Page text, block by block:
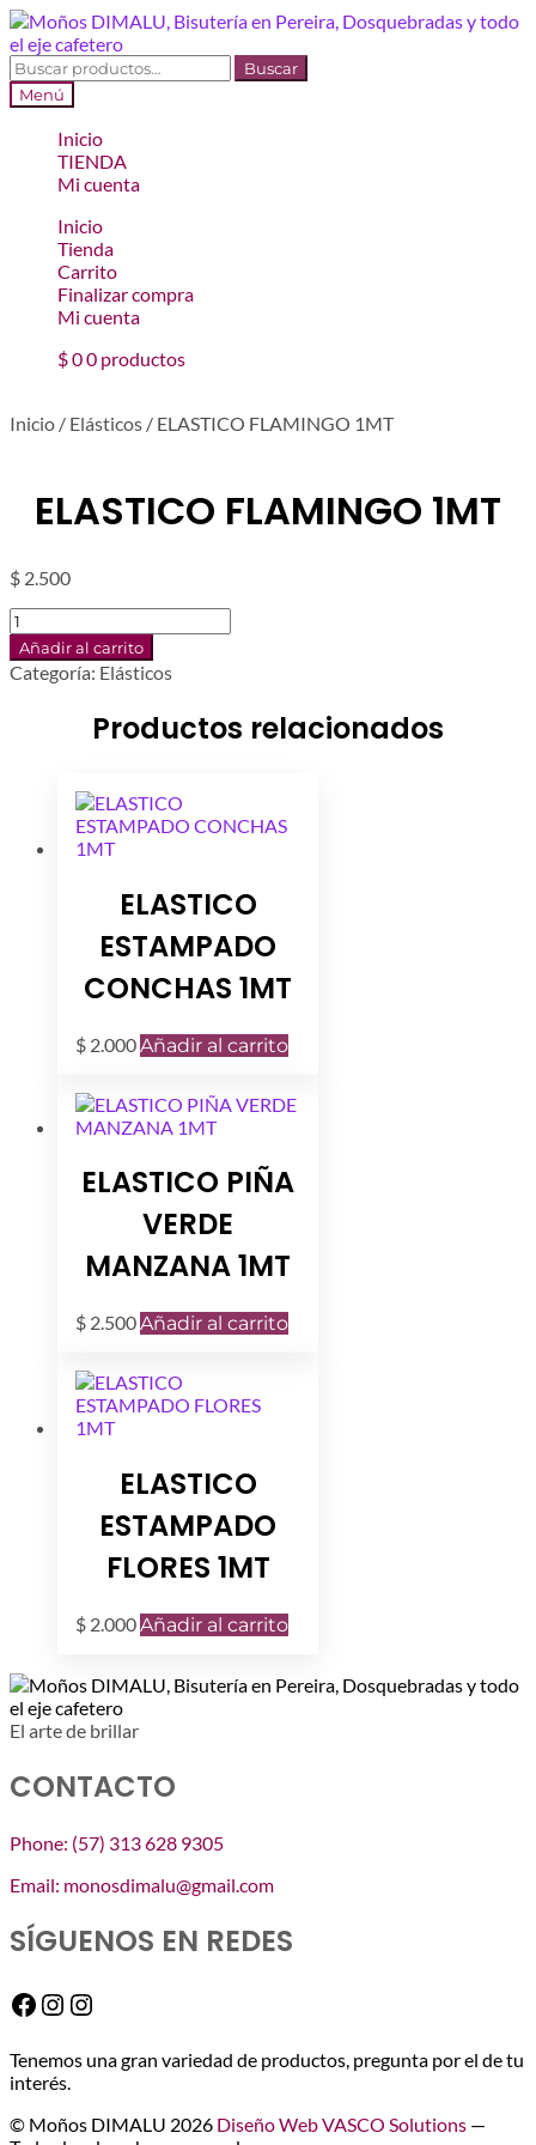
Ir
a
la
navegación
Ir
al
contenido
Buscar
por:
Buscar
Menú
Inicio
TIENDA
Mi cuenta
Inicio
Tienda
Carrito
Finalizar compra
Mi cuenta
$00 productos
Inicio / Elásticos / ELASTICO FLAMINGO 1MT
ELASTICO FLAMINGO 1MT
$ 2.500
ELASTICO
FLAMINGO
1MT
cantidad
Añadir al carrito
Categoría: Elásticos
Productos relacionados
ELASTICO
ESTAMPADO
CONCHAS 1MT
$ 2.000Añadir al carrito
ELASTICO PIÑA
VERDE
MANZANA 1MT
$ 2.500Añadir al carrito
ELASTICO
ESTAMPADO
FLORES 1MT
$ 2.000Añadir al carrito
El arte de brillar
CONTACTO
Phone: (57) 313 628 9305
Email: monosdimalu@gmail.com
SÍGUENOS EN REDES
Facebook
Instagram
Instagram
Tenemos una gran variedad de productos, pregunta por el de tu
interés.
© Moños DIMALU 2026 Diseño Web VASCO Solutions —